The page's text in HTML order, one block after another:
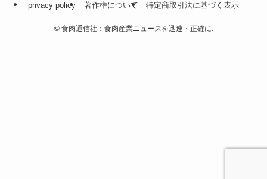
privacy policy 著作権について 特定商取引法に基づく表示
©食肉通信社：食肉産業ニュースを迅速・正確に.